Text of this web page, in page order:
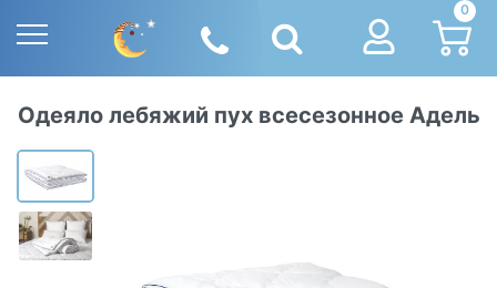
0
Одеяло лебяжий пух всесезонное Адель